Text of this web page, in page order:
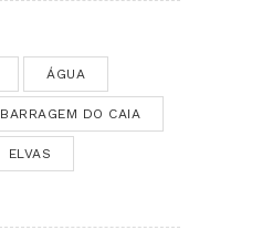
ÁGUA
BARRAGEM DO CAIA
ELVAS